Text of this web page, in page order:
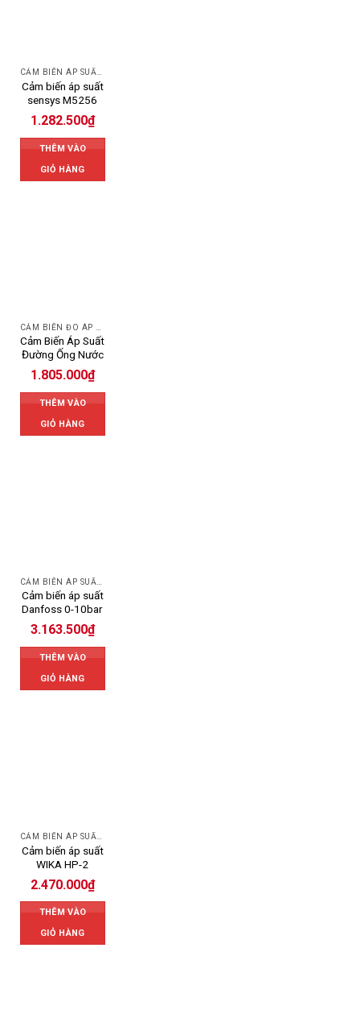
CẢM BIẾN ÁP SUẤT SENSYS
Cảm biến áp suất
sensys M5256
1.282.500₫
THÊM VÀO
GIỎ HÀNG
Cảm Biến Áp Suất
Đường Ống Nước
1.805.000₫
THÊM VÀO
GIỎ HÀNG
Cảm biến áp suất
Danfoss 0-10bar
3.163.500₫
THÊM VÀO
GIỎ HÀNG
Cảm biến áp suất
WIKA HP-2
2.470.000₫
THÊM VÀO
GIỎ HÀNG